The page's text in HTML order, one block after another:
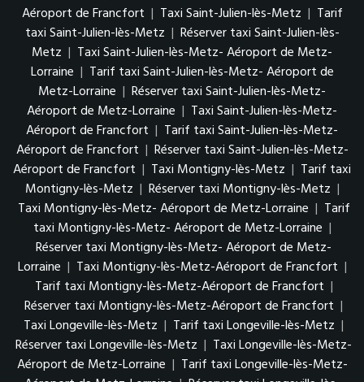
Aéroport de Francfort | Taxi Saint-Julien-lès-Metz | Tarif
taxi Saint-Julien-lès-Metz | Réserver taxi Saint-Julien-lès-
Metz | Taxi Saint-Julien-lès-Metz- Aéroport de Metz-
Lorraine | Tarif taxi Saint-Julien-lès-Metz- Aéroport de
Metz-Lorraine | Réserver taxi Saint-Julien-lès-Metz-
Aéroport de Metz-Lorraine | Taxi Saint-Julien-lès-Metz-
Aéroport de Francfort | Tarif taxi Saint-Julien-lès-Metz-
Aéroport de Francfort | Réserver taxi Saint-Julien-lès-Metz-
Aéroport de Francfort | Taxi Montigny-lès-Metz | Tarif taxi
Montigny-lès-Metz | Réserver taxi Montigny-lès-Metz |
Taxi Montigny-lès-Metz- Aéroport de Metz-Lorraine | Tarif
taxi Montigny-lès-Metz- Aéroport de Metz-Lorraine |
Réserver taxi Montigny-lès-Metz- Aéroport de Metz-
Lorraine | Taxi Montigny-lès-Metz-Aéroport de Francfort |
Tarif taxi Montigny-lès-Metz-Aéroport de Francfort |
Réserver taxi Montigny-lès-Metz-Aéroport de Francfort |
Taxi Longeville-lès-Metz | Tarif taxi Longeville-lès-Metz |
Réserver taxi Longeville-lès-Metz | Taxi Longeville-lès-Metz-
Aéroport de Metz-Lorraine | Tarif taxi Longeville-lès-Metz-